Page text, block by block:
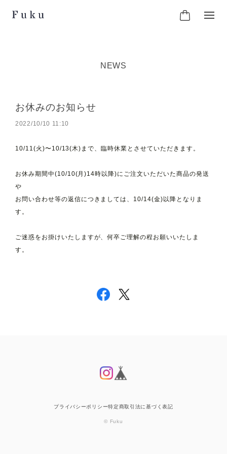
NEWS
お休みのお知らせ
2022/10/10 11:10
10/11(火)〜10/13(木)まで、臨時休業とさせていただきます。
お休み期間中(10/10(月)14時以降)にご注文いただいた商品の発送
や
お問い合わせ等の返信につきましては、10/14(金)以降となりま
す。
ご迷惑をお掛けいたしますが、何卒ご理解の程お願いいたしま
す。
プライバシーポリシー特定商取引法に基づく表記
© Fuku